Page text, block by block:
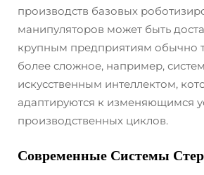
производств базовых
манипуляторов может быть
крупным предприятиям обычно
более сложное, например,
искусственным интеллектом,
адаптируются к изменяющимся
производственных циклов.
Современные Системы